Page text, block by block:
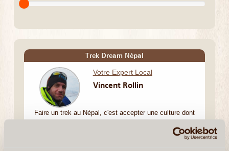
Trek Dream Népal
Votre Expert Local
Vincent Rollin
Faire un trek au Népal, c'est accepter une culture dont
éloignée de la notre. Certains disent que c'est un